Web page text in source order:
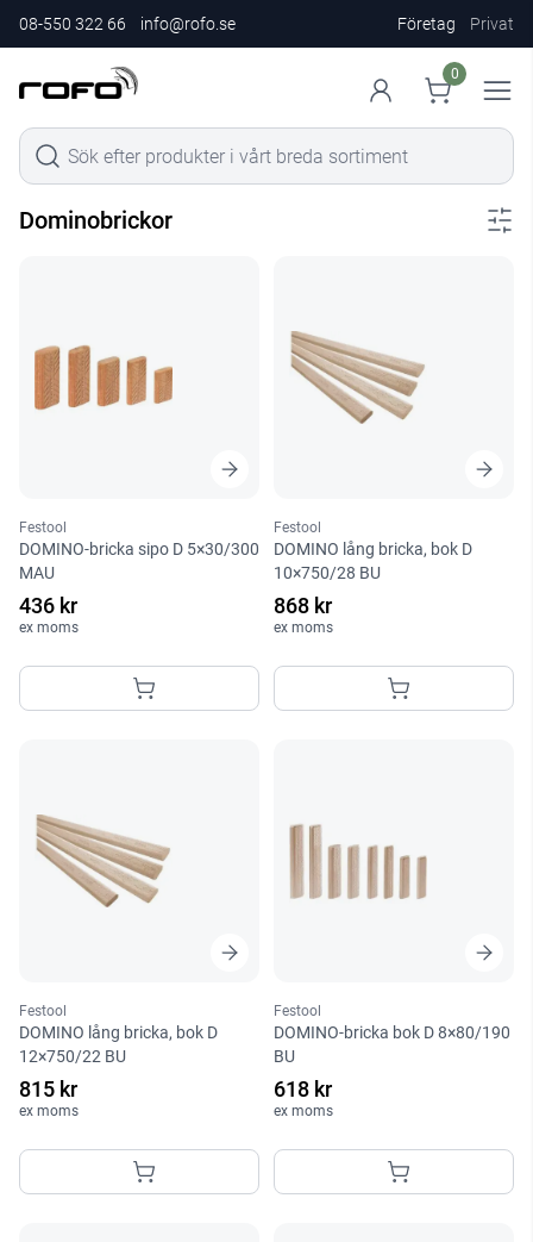
08-550 322 66 info@rofo.se Företag Privat
0
Dominobrickor
Festool
DOMINO-bricka sipo D 5×30/300
MAU
436 kr
ex moms
Festool
DOMINO lång bricka, bok D
10×750/28 BU
868 kr
ex moms
Festool
DOMINO lång bricka, bok D
12×750/22 BU
815 kr
ex moms
Festool
DOMINO-bricka bok D 8×80/190
BU
618 kr
ex moms